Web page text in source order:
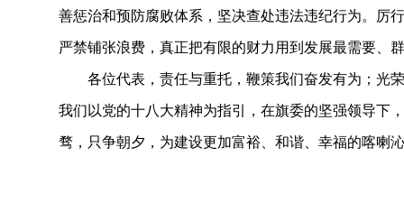
善惩治和预防腐败体系，坚决查处违法违纪行为。厉
严禁铺张浪费，真正把有限的财力用到发展最需要、
各位代表，责任与重托，鞭策我们奋发有为；光荣
我们以党的十八大精神为指引，在旗委的坚强领导下
骛，只争朝夕，为建设更加富裕、和谐、幸福的喀喇